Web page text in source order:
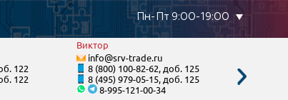
Пн-Пт 9:00-19:00
122
122
Виктор
info@srv-trade.ru
8 (800) 100-82-62, доб. 125
8 (495) 979-05-15, доб. 125
8-995-121-00-34